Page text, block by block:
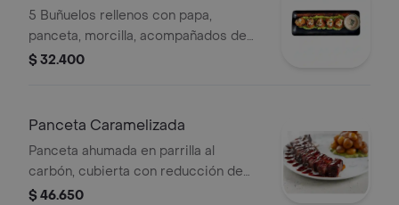
Ahumada
5 Buñuelos rellenos con papa,
panceta, morcilla, acompañados de
guacamole, pico de gallo y salsa
$ 32.400
Panceta Caramelizada
Panceta ahumada en parrilla al
carbón, cubierta con reducción de
tamarindo, acompañada de papa
$ 46.650